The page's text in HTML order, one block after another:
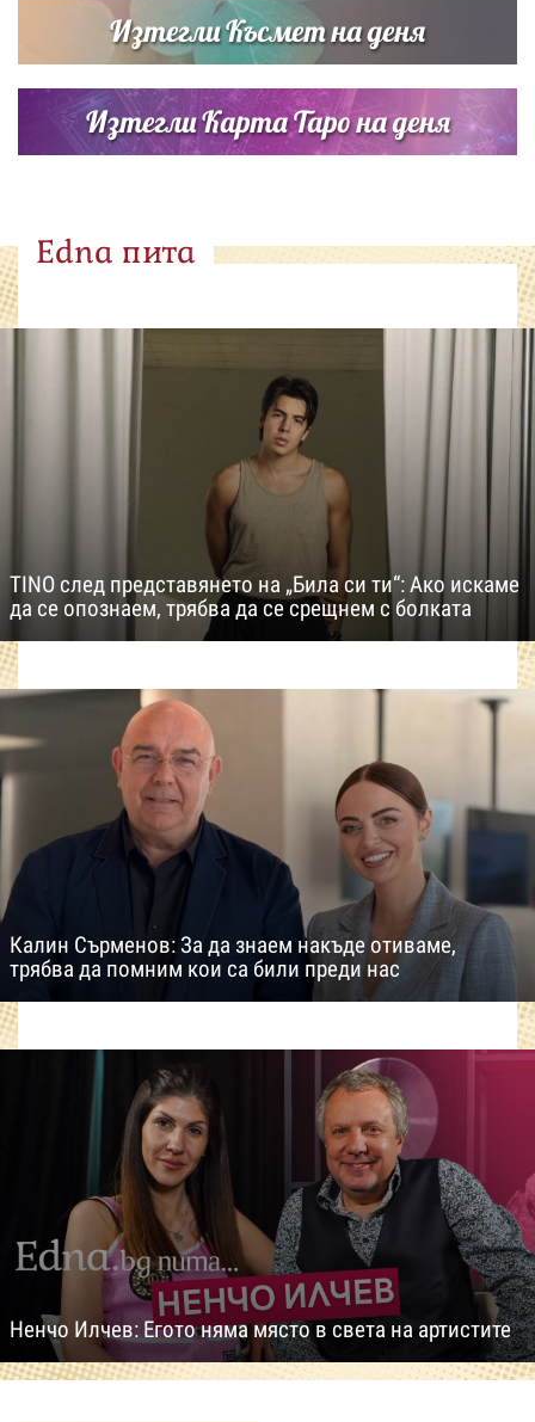
Изтегли Късмет на деня
Изтегли Карта Таро на деня
Edna пита
TINO след представянето на „Била си ти“: Ако искаме
да се опознаем, трябва да се срещнем с болката
Калин Сърменов: За да знаем накъде отиваме,
трябва да помним кои са били преди нас
Ненчо Илчев: Егото няма място в света на артистите